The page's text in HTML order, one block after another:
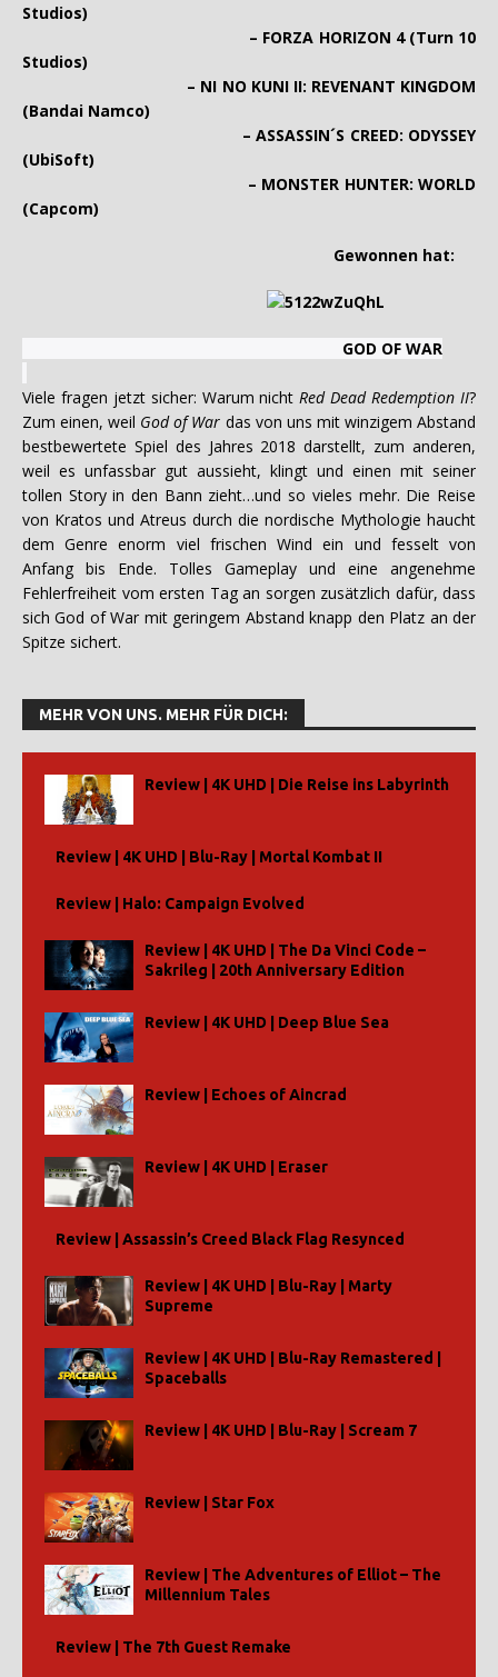
Studios)
– FORZA HORIZON 4 (Turn 10
Studios)
– NI NO KUNI II: REVENANT KINGDOM
(Bandai Namco)
– ASSASSIN´S CREED: ODYSSEY
(UbiSoft)
– MONSTER HUNTER: WORLD
(Capcom)
Gewonnen hat:
GOD OF WAR
Viele fragen jetzt sicher: Warum nicht Red Dead Redemption II?
Zum einen, weil God of War das von uns mit winzigem Abstand
bestbewertete Spiel des Jahres 2018 darstellt, zum anderen,
weil es unfassbar gut aussieht, klingt und einen mit seiner
tollen Story in den Bann zieht…und so vieles mehr. Die Reise
von Kratos und Atreus durch die nordische Mythologie haucht
dem Genre enorm viel frischen Wind ein und fesselt von
Anfang bis Ende. Tolles Gameplay und eine angenehme
Fehlerfreiheit vom ersten Tag an sorgen zusätzlich dafür, dass
sich God of War mit geringem Abstand knapp den Platz an der
Spitze sichert.
MEHR VON UNS. MEHR FÜR DICH:
Review | 4K UHD | Die Reise ins Labyrinth
Review | 4K UHD | Blu-Ray | Mortal Kombat II
Review | Halo: Campaign Evolved
Review | 4K UHD | The Da Vinci Code –
Sakrileg | 20th Anniversary Edition
Review | 4K UHD | Deep Blue Sea
Review | Echoes of Aincrad
Review | 4K UHD | Eraser
Review | Assassin’s Creed Black Flag Resynced
Review | 4K UHD | Blu-Ray | Marty
Supreme
Review | 4K UHD | Blu-Ray Remastered |
Spaceballs
Review | 4K UHD | Blu-Ray | Scream 7
Review | Star Fox
Review | The Adventures of Elliot – The
Millennium Tales
Review | The 7th Guest Remake